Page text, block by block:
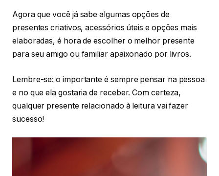
Agora que você já sabe algumas opções de
presentes criativos, acessórios úteis e opções mais
elaboradas, é hora de escolher o melhor presente
para seu amigo ou familiar apaixonado por livros.
Lembre-se: o importante é sempre pensar na pessoa
e no que ela gostaria de receber. Com certeza,
qualquer presente relacionado à leitura vai fazer
sucesso!